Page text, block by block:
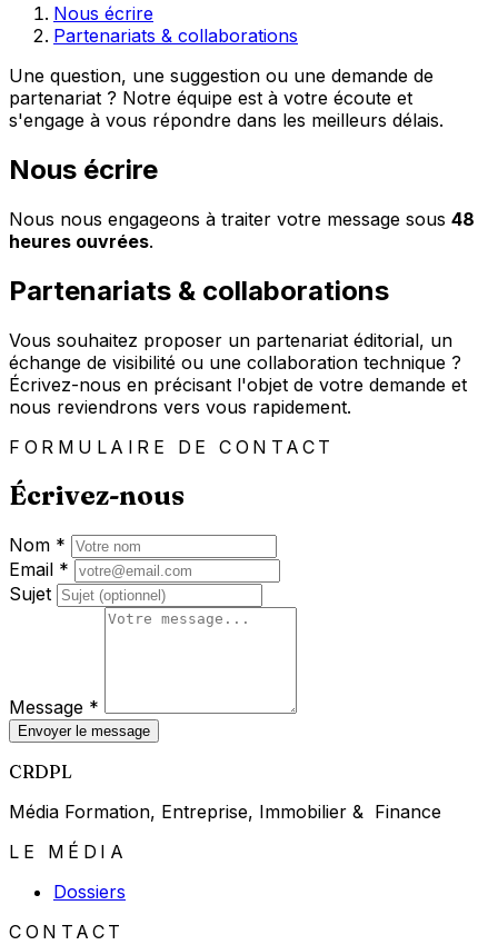
Nous écrire
Partenariats & collaborations
Une question, une suggestion ou une demande de
partenariat ? Notre équipe est à votre écoute et
s'engage à vous répondre dans les meilleurs délais.
Nous écrire
Nous nous engageons à traiter votre message sous 48
heures ouvrées.
Partenariats & collaborations
Vous souhaitez proposer un partenariat éditorial, un
échange de visibilité ou une collaboration technique ?
Écrivez-nous en précisant l'objet de votre demande et
nous reviendrons vers vous rapidement.
FORMULAIRE DE CONTACT
Écrivez-nous
Nom *
Email *
Sujet
Message *
Envoyer le message
CRDPL
Média Formation, Entreprise, Immobilier & Finance
LE MÉDIA
Dossiers
CONTACT